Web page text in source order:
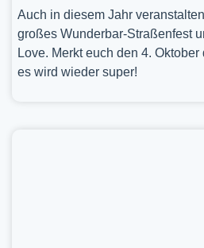
Auch in diesem Jahr
großes Wunderbar-Straßenfest
Love. Merkt euch den 4.
es wird wieder super!